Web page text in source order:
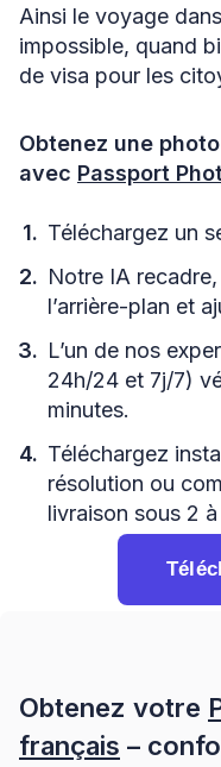
Ainsi le voyage
impossible, quand
de visa pour les
Obtenez une
avec Passport
Téléchargez un
Notre IA
l’arrière-plan et
L’un de nos
24h/24 et 7j/7)
minutes.
Téléchargez
résolution ou
livraison sous 2
Obtenez votre
français –